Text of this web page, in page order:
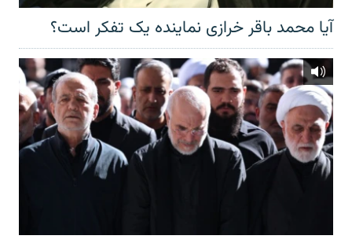
آیا محمد باقر خرازی نماینده یک تفکر است؟